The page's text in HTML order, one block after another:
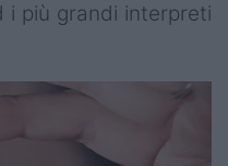
i più grandi interpreti